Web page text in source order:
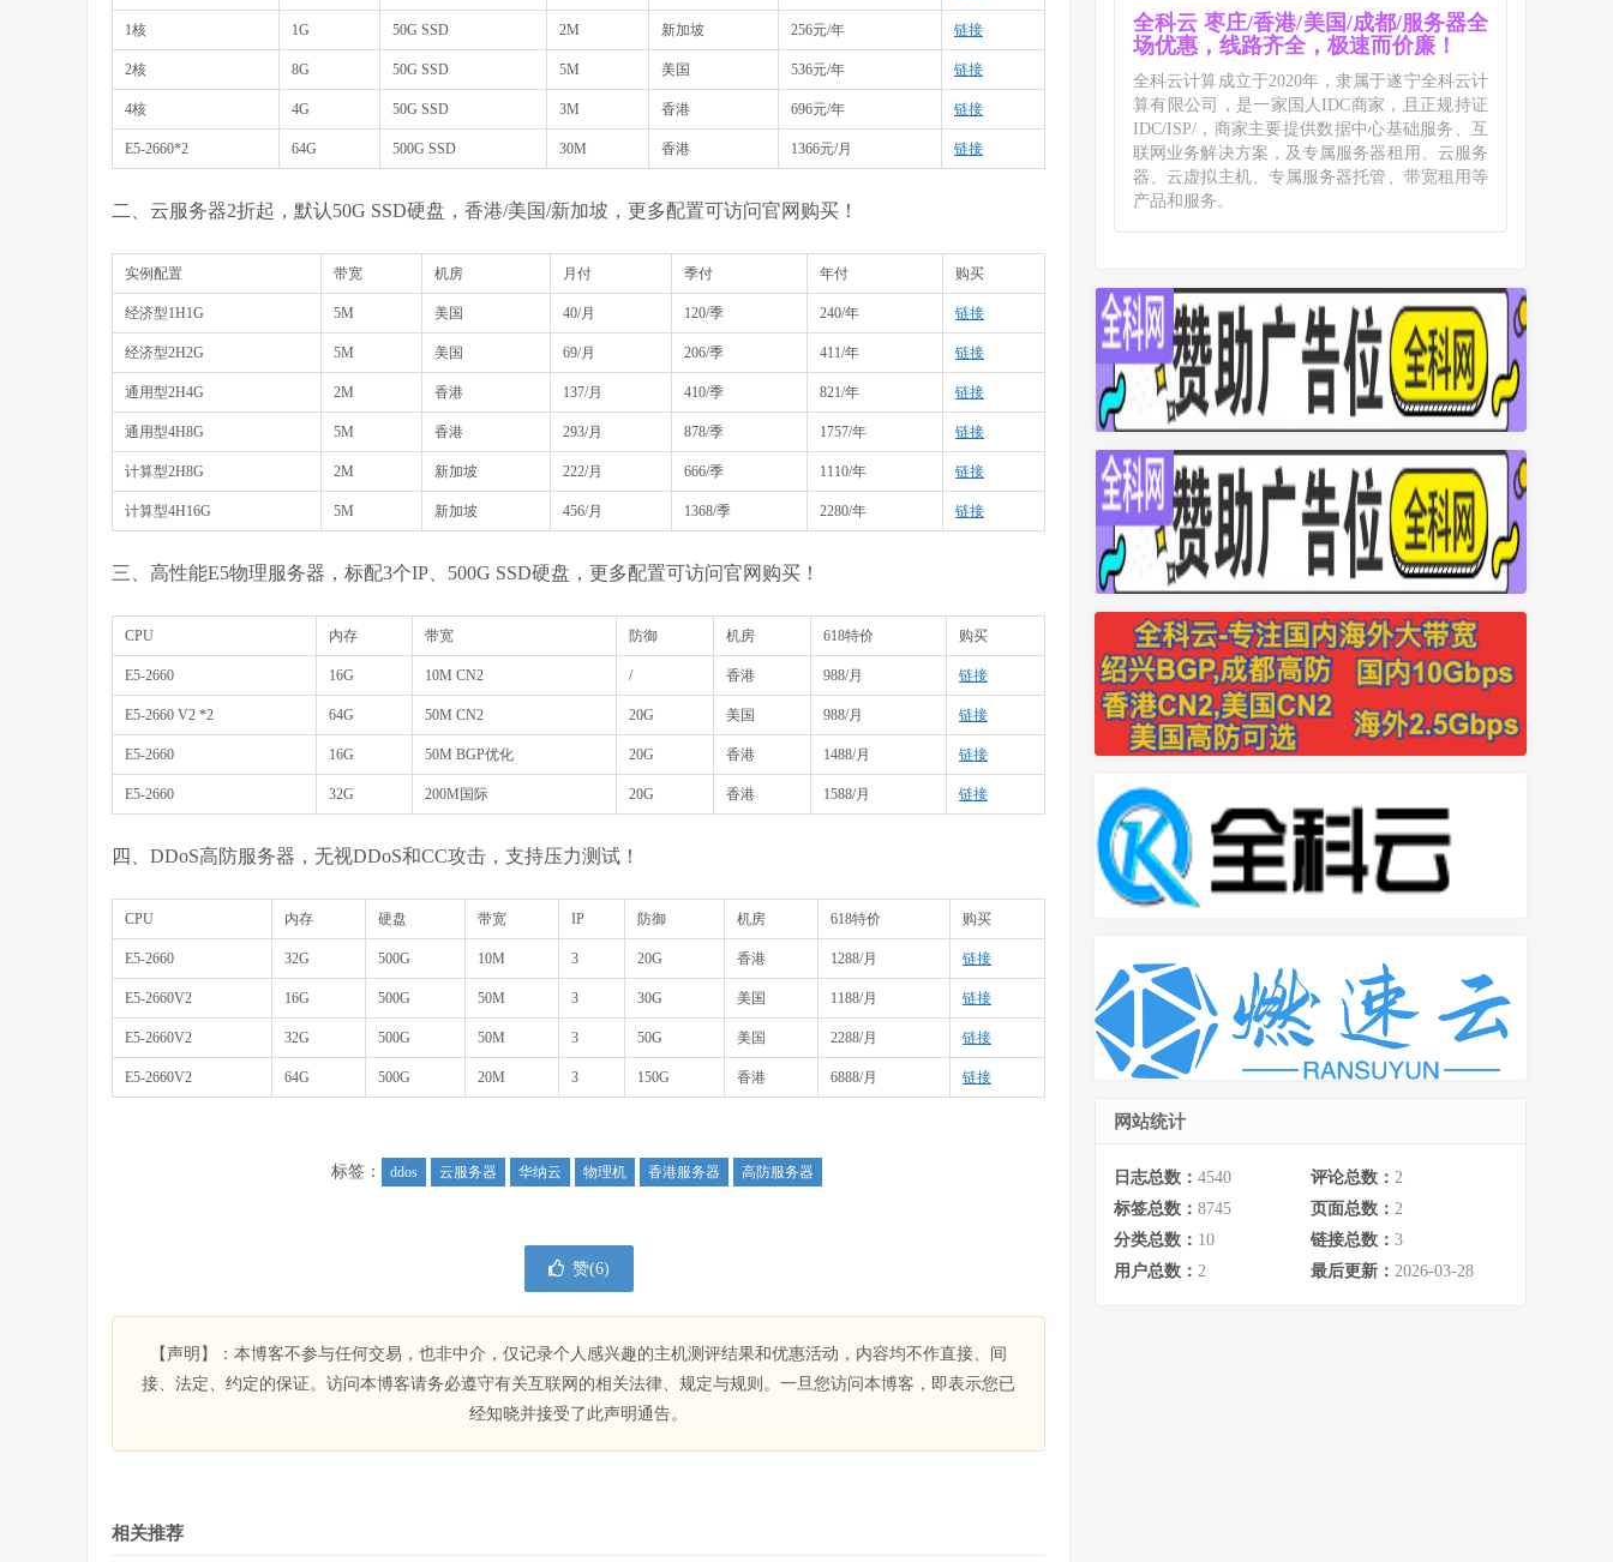
1核 1G 50G SSD 2M 新加坡 256元/年 链接
2核 8G 50G SSD 5M 美国 536元/年 链接
4核 4G 50G SSD 3M 香港 696元/年 链接
E5-2660*2 64G 500G SSD 30M 香港 1366元/月 链接
二、云服务器2折起，默认50G SSD硬盘，香港/美国/新加坡，更多配置可访问官网购买！
实例配置 带宽 机房 月付 季付 年付 购买
经济型1H1G 5M 美国 40/月 120/季 240/年 链接
经济型2H2G 5M 美国 69/月 206/季 411/年 链接
通用型2H4G 2M 香港 137/月 410/季 821/年 链接
通用型4H8G 5M 香港 293/月 878/季 1757/年 链接
计算型2H8G 2M 新加坡 222/月 666/季 1110/年 链接
计算型4H16G 5M 新加坡 456/月 1368/季 2280/年 链接
三、高性能E5物理服务器，标配3个IP、500G SSD硬盘，更多配置可访问官网购买！
CPU 内存 带宽 防御 机房 618特价 购买
E5-2660 16G 10M CN2 / 香港 988/月 链接
E5-2660 V2 *2 64G 50M CN2 20G 美国 988/月 链接
E5-2660 16G 50M BGP优化 20G 香港 1488/月 链接
E5-2660 32G 200M国际 20G 香港 1588/月 链接
四、DDoS高防服务器，无视DDoS和CC攻击，支持压力测试！
CPU 内存 硬盘 带宽 IP 防御 机房 618特价 购买
E5-2660 32G 500G 10M 3 20G 香港 1288/月 链接
E5-2660V2 16G 500G 50M 3 30G 美国 1188/月 链接
E5-2660V2 32G 500G 50M 3 50G 美国 2288/月 链接
E5-2660V2 64G 500G 20M 3 150G 香港 6888/月 链接
标签： ddos 云服务器 华纳云 物理机 香港服务器 高防服务器
赞(6)
【声明】：本博客不参与任何交易，也非中介，仅记录个人感兴趣的主机测评结果和优惠活动，内容均不作直接、间
接、法定、约定的保证。访问本博客请务必遵守有关互联网的相关法律、规定与规则。一旦您访问本博客，即表示您已
经知晓并接受了此声明通告。
相关推荐
全科云 枣庄/香港/美国/成都/服务器全
场优惠，线路齐全，极速而价廉！
全科云计算成立于2020年，隶属于遂宁全科云计
算有限公司，是一家国人IDC商家，且正规持证
IDC/ISP/，商家主要提供数据中心基础服务、互
联网业务解决方案，及专属服务器租用、云服务
器、云虚拟主机、专属服务器托管、带宽租用等
产品和服务。
网站统计
日志总数： 4540 评论总数： 2
标签总数： 8745 页面总数： 2
分类总数： 10 链接总数： 3
用户总数： 2 最后更新： 2026-03-28